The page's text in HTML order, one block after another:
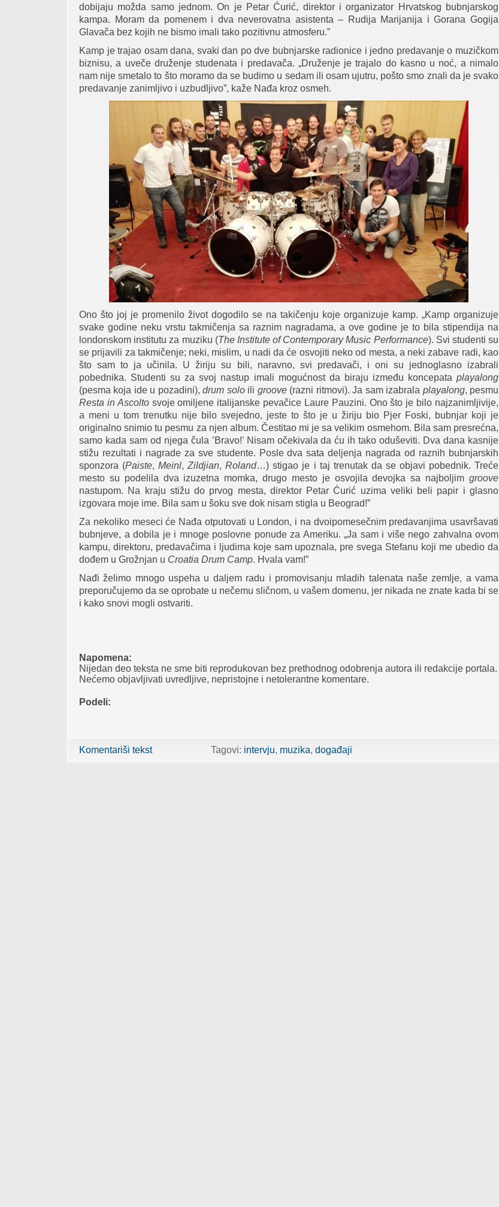
dobijaju možda samo jednom. On je Petar Ćurić, direktor i organizator Hrvatskog bubnjarskog
kampa. Moram da pomenem i dva neverovatna asistenta – Rudija Marijanija i Gorana Gogija
Glavača bez kojih ne bismo imali tako pozitivnu atmosferu.”
Kamp je trajao osam dana, svaki dan po dve bubnjarske radionice i jedno predavanje o muzičkom
biznisu, a uveče druženje studenata i predavača. „Druženje je trajalo do kasno u noć, a nimalo
nam nije smetalo to što moramo da se budimo u sedam ili osam ujutru, pošto smo znali da je svako
predavanje zanimljivo i uzbudljivo”, kaže Nađa kroz osmeh.
Ono što joj je promenilo život dogodilo se na takičenju koje organizuje kamp. „Kamp organizuje
svake godine neku vrstu takmičenja sa raznim nagradama, a ove godine je to bila stipendija na
londonskom institutu za muziku (The Institute of Contemporary Music Performance). Svi studenti su
se prijavili za takmičenje; neki, mislim, u nadi da će osvojiti neko od mesta, a neki zabave radi, kao
što sam to ja učinila. U žiriju su bili, naravno, svi predavači, i oni su jednoglasno izabrali
pobednika. Studenti su za svoj nastup imali mogućnost da biraju između koncepata playalong
(pesma koja ide u pozadini),drum soloili groove(razni ritmovi). Ja sam izabrala playalong, pesmu
Resta in Ascoltosvoje omiljene italijanske pevačice Laure Pauzini. Ono što je bilo najzanimljivije,
a meni u tom trenutku nije bilo svejedno, jeste to što je u žiriju bio Pjer Foski, bubnjar koji je
originalno snimio tu pesmu za njen album. Čestitao mi je sa velikim osmehom. Bila sam presrećna,
samo kada sam od njega čula ’Bravo!’ Nisam očekivala da ću ih tako oduševiti. Dva dana kasnije
stižu rezultati i nagrade za sve studente. Posle dva sata deljenja nagrada od raznih bubnjarskih
sponzora (Paiste,Meinl,Zildjian,Roland…) stigao je i taj trenutak da se objavi pobednik. Treće
mesto su podelila dva izuzetna momka, drugo mesto je osvojila devojka sa najboljim groove
nastupom. Na kraju stižu do prvog mesta, direktor Petar Ćurić uzima veliki beli papir i glasno
izgovara moje ime. Bila sam u šoku sve dok nisam stigla u Beograd!”
Za nekoliko meseci će Nađa otputovati u London, i na dvoipomesečnim predavanjima usavršavati
bubnjeve, a dobila je i mnoge poslovne ponude za Ameriku. „Ja sam i više nego zahvalna ovom
kampu, direktoru, predavačima i ljudima koje sam upoznala, pre svega Stefanu koji me ubedio da
dođem u Grožnjan u Croatia Drum Camp. Hvala vam!”
Nađi želimo mnogo uspeha u daljem radu i promovisanju mladih talenata naše zemlje, a vama
preporučujemo da se oprobate u nečemu sličnom, u vašem domenu, jer nikada ne znate kada bi se
i kako snovi mogli ostvariti.
Napomena:
Nijedan deo teksta ne sme biti reprodukovan bez prethodnog odobrenja autora ili redakcije portala.
Nećemo objavljivati uvredljive, nepristojne i netolerantne komentare.
Podeli:
Komentariši tekst Tagovi: intervju muzika događaji